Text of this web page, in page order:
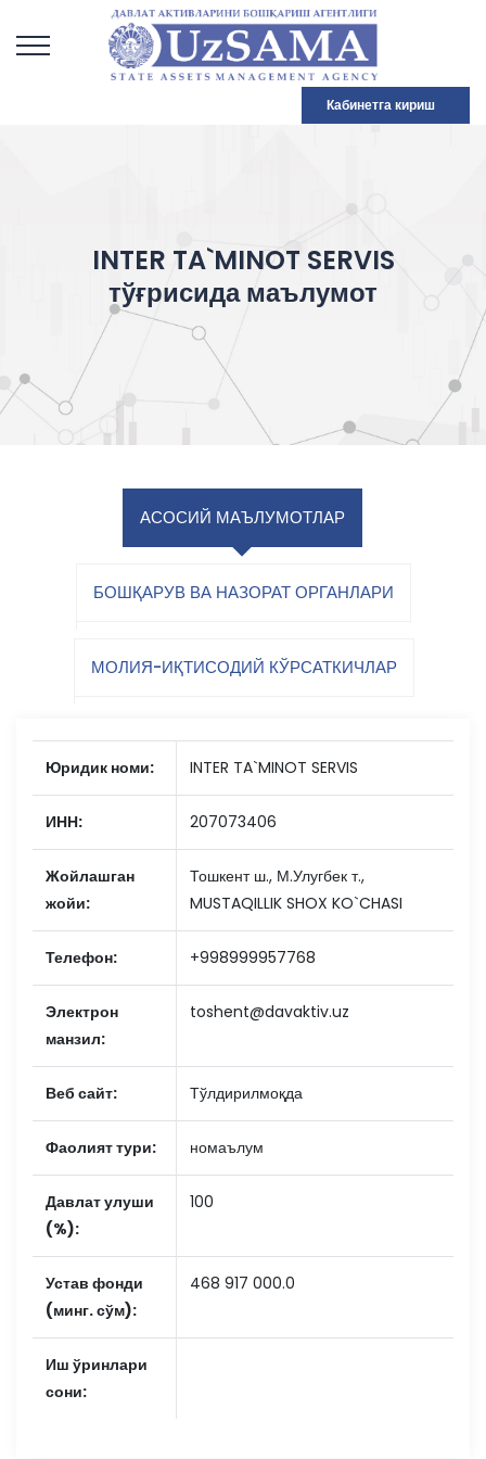
Кабинетга кириш
INTER TA`MINOT SERVIS
тўғрисида маълумот
АСОСИЙ МАЪЛУМОТЛАР
БОШҚАРУВ ВА НАЗОРАТ ОРГАНЛАРИ
МОЛИЯ-ИҚТИСОДИЙ КЎРСАТКИЧЛАР
Юридик номи: INTER TA`MINOT SERVIS
ИНН: 207073406
Жойлашган
жойи:
Тошкент ш., М.Улугбек т.,
MUSTAQILLIK SHOX KO`CHASI
Телефон: +998999957768
Электрон
манзил:
toshent@davaktiv.uz
Веб сайт: Тўлдирилмоқда
Фаолият тури: номаълум
Давлат улуши
(%):
100
Устав фонди
(минг. сўм):
468 917 000.0
Иш ўринлари
сони: